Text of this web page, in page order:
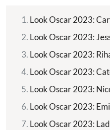
Look Oscar 2023:
Look Oscar 2023:
Look Oscar 2023:
Look Oscar 2023:
Look Oscar 2023:
Look Oscar 2023:
Look Oscar 2023: